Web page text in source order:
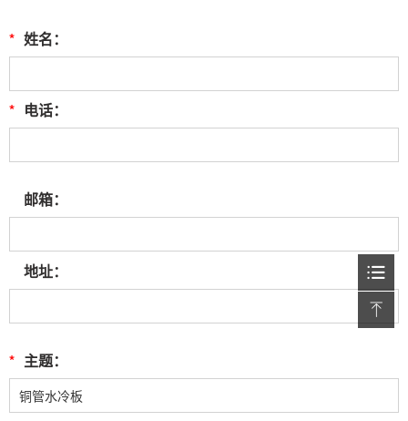
* 姓名：
* 电话：
邮箱：
地址：
* 主题：